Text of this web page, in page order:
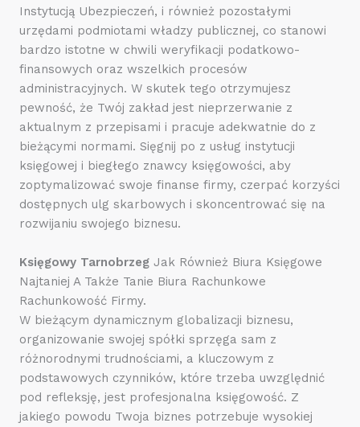
Instytucją Ubezpieczeń, i również pozostałymi
urzędami podmiotami władzy publicznej, co stanowi
bardzo istotne w chwili weryfikacji podatkowo-
finansowych oraz wszelkich procesów
administracyjnych. W skutek tego otrzymujesz
pewność, że Twój zakład jest nieprzerwanie z
aktualnym z przepisami i pracuje adekwatnie do z
bieżącymi normami. Sięgnij po z usług instytucji
księgowej i biegłego znawcy księgowości, aby
zoptymalizować swoje finanse firmy, czerpać korzyści
dostępnych ulg skarbowych i skoncentrować się na
rozwijaniu swojego biznesu.
Księgowy Tarnobrzeg Jak Również Biura Księgowe
Najtaniej A Także Tanie Biura Rachunkowe
Rachunkowość Firmy.
W bieżącym dynamicznym globalizacji biznesu,
organizowanie swojej spółki sprzęga sam z
różnorodnymi trudnościami, a kluczowym z
podstawowych czynników, które trzeba uwzględnić
pod refleksję, jest profesjonalna księgowość. Z
jakiego powodu Twoja biznes potrzebuje wysokiej